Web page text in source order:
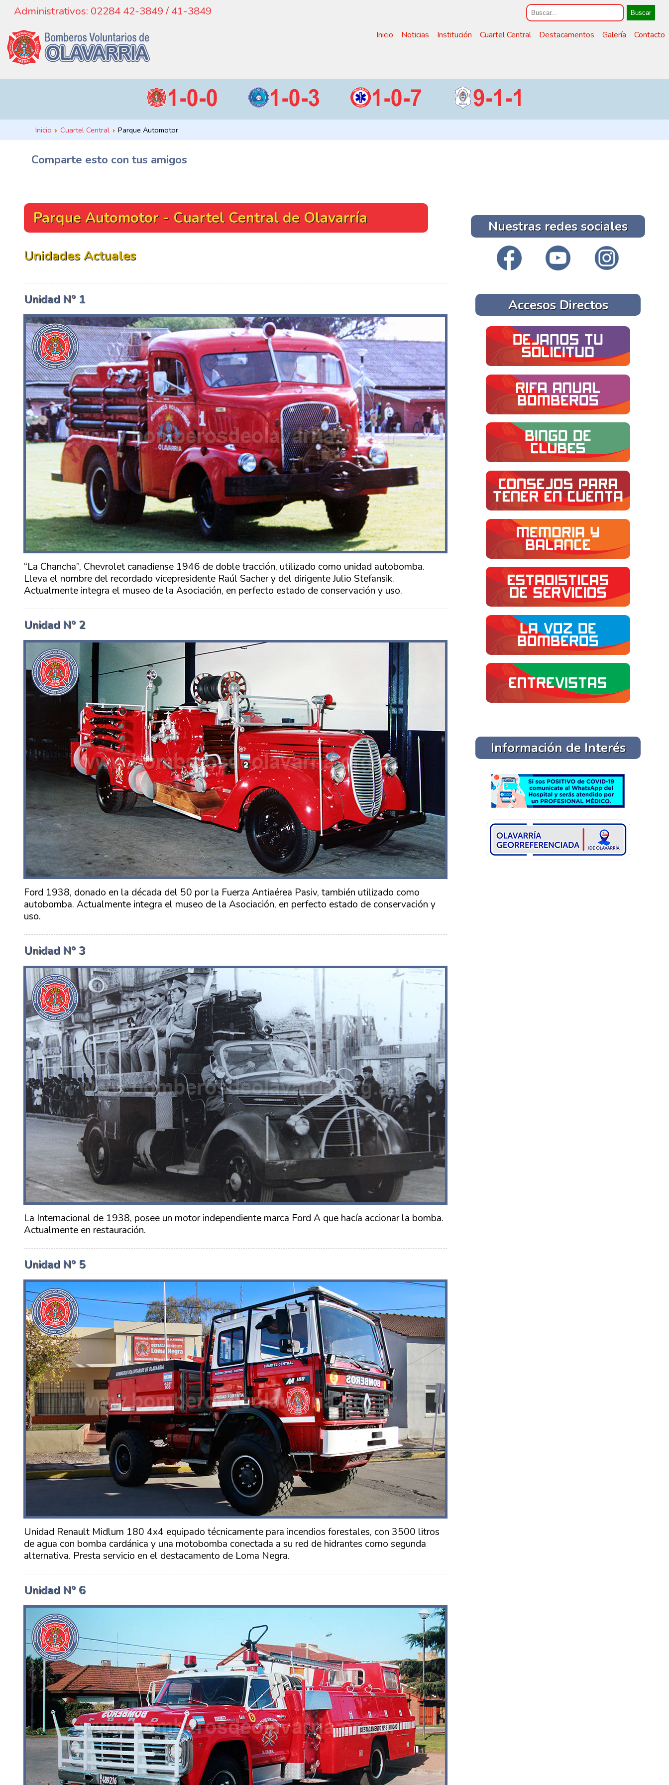
Administrativos: 02284 42-3849 / 41-3849 Buscar
Inicio Noticias Institución Cuartel Central Destacamentos Galería Contacto
Inicio Cuartel Central Parque Automotor
Comparte esto con tus amigos
Parque Automotor - Cuartel Central de Olavarría
Unidades Actuales
Unidad Nº 1
“La Chancha”, Chevrolet canadiense 1946 de doble tracción, utilizado como unidad autobomba.
Lleva el nombre del recordado vicepresidente Raúl Sacher y del dirigente Julio Stefansik.
Actualmente integra el museo de la Asociación, en perfecto estado de conservación y uso.
Unidad Nº 2
Ford 1938, donado en la década del 50 por la Fuerza Antiaérea Pasiv, también utilizado como
autobomba. Actualmente integra el museo de la Asociación, en perfecto estado de conservación y
uso.
Unidad Nº 3
La Internacional de 1938, posee un motor independiente marca Ford A que hacía accionar la bomba.
Actualmente en restauración.
Unidad Nº 5
Unidad Renault Midlum 180 4x4 equipado técnicamente para incendios forestales, con 3500 litros
de agua con bomba cardánica y una motobomba conectada a su red de hidrantes como segunda
alternativa. Presta servicio en el destacamento de Loma Negra.
Unidad Nº 6
Nuestras redes sociales
Accesos Directos
Información de Interés